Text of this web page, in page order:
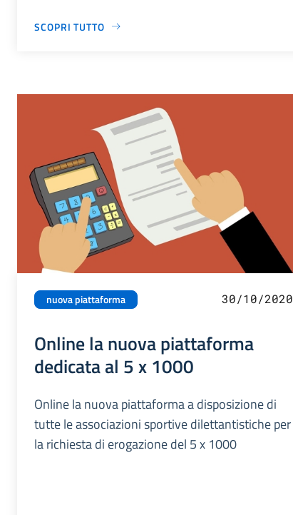
SCOPRI TUTTO
nuova piattaforma 30/10/2020
Online la nuova piattaforma
dedicata al 5 x 1000
Online la nuova piattaforma a disposizione di
tutte le associazioni sportive dilettantistiche per
la richiesta di erogazione del 5 x 1000